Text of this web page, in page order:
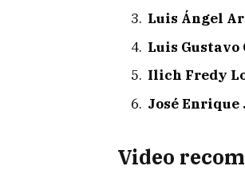
Luis Ángel
Luis Gustavo
Ilich Fredy
José Enrique
Video